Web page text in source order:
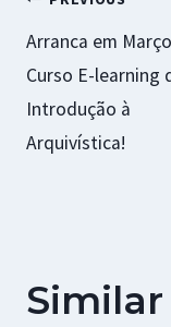
de
artigos
Arranca em
Curso E-learning
Introdução à
Arquivística!